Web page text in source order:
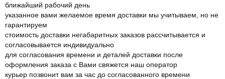
ближайший рабочий день
указанное вами желаемое время доставки мы учитываем, но не
гарантируем
стоимость доставки негабаритных заказов рассчитывается и
согласовывается индивидуально
для согласования времени и деталей доставки после
оформления заказа с Вами свяжется наш оператор
курьер позвонит вам за час до согласованного времени